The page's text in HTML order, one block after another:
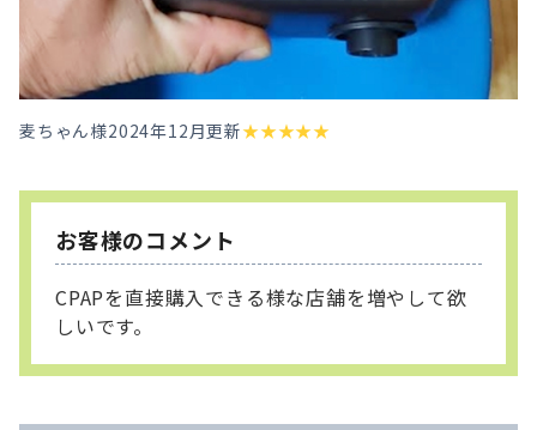
麦ちゃん様2024年12月更新★★★★★
お客様のコメント
CPAPを直接購入できる様な店舗を増やして欲
しいです。